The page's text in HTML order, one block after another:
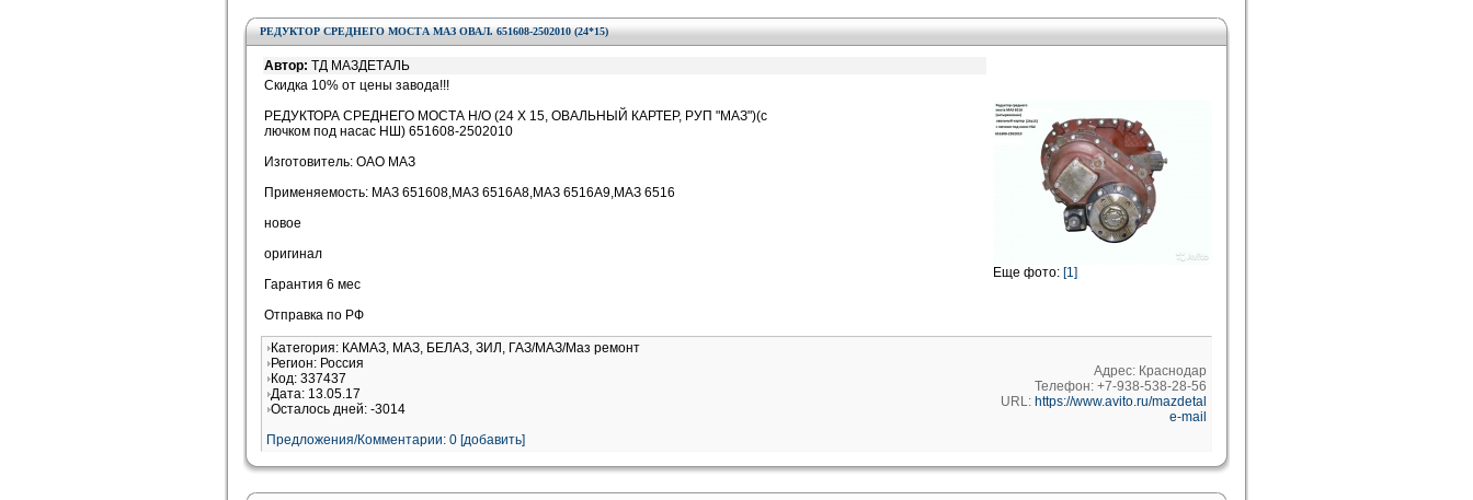
РЕДУКТОР СРЕДНЕГО МОСТА МАЗ ОВАЛ. 651608-2502010 (24*15)
Автор: ТД МАЗДЕТАЛЬ
Скидка 10% от цены завода!!!
РЕДУКТОРА СРЕДНЕГО МОСТА Н/О (24 Х 15, ОВАЛЬНЫЙ КАРТЕР, РУП "МАЗ")(с
лючком под насас НШ) 651608-2502010
Изготовитель: ОАО МАЗ
Применяемость: МАЗ 651608,МАЗ 6516А8,МАЗ 6516А9,МАЗ 6516
новое
оригинал
Гарантия 6 мес
Отправка по РФ
Еще фото: [1]
Категория: КАМАЗ, МАЗ, БЕЛАЗ, ЗИЛ, ГАЗ/МАЗ/Маз ремонт
Регион: Россия
Код: 337437
Дата: 13.05.17
Осталось дней: -3014
Предложения/Комментарии: 0 [добавить]
Адрес: Краснодар
Телефон: +7-938-538-28-56
URL: https://www.avito.ru/mazdetal
e-mail